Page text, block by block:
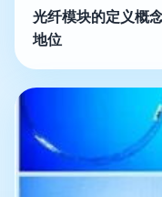
光纤模块的定义概
地位